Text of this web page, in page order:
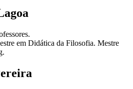
em Didática da Filosofia. Mestre